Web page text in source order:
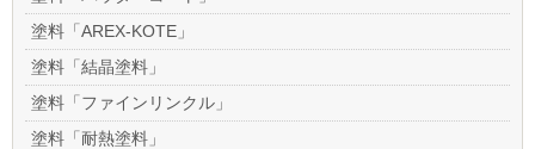
塗料「AREX-KOTE」
塗料「結晶塗料」
塗料「ファインリンクル」
塗料「耐熱塗料」